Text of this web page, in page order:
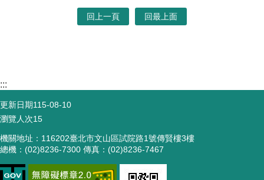
回上一頁 回最上面
:::
更新日期115-08-10
瀏覽人次15
機關地址：116202臺北市文山區試院路1號傳賢樓3樓
總機：(02)8236-7300 傳真：(02)8236-7467